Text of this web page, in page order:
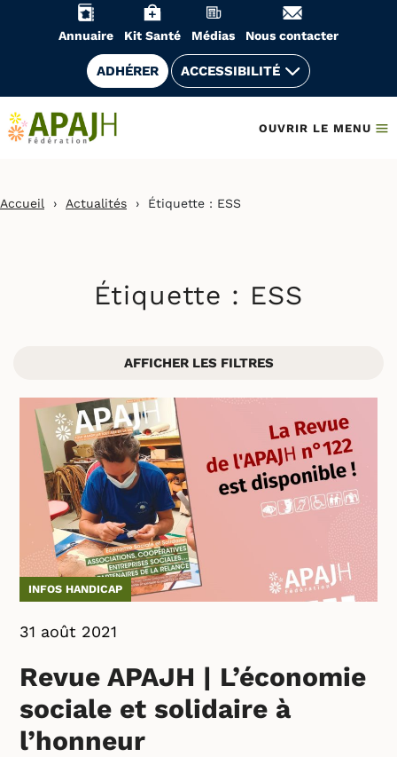
Annuaire Kit Santé Médias Nous contacter
ADHÉRER ACCESSIBILITÉ
OUVRIR LE MENU
Accueil › Actualités › Étiquette : ESS
Étiquette : ESS
AFFICHER LES FILTRES
INFOS HANDICAP
31 août 2021
Revue APAJH | L’économie
sociale et solidaire à
l’honneur